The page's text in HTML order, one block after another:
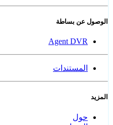
الوصول عن بساطة
Agent DVR
المستندات
المزيد
حول